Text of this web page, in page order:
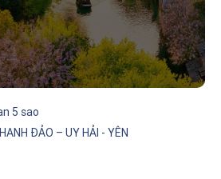
5 sao
ĐẢO – UY HẢI - YÊN